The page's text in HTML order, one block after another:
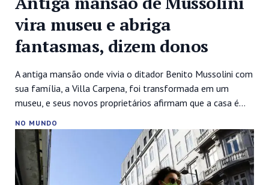
vira museu e abriga
fantasmas, dizem donos
A antiga mansão onde vivia o ditador Benito Mussolini com
sua família, a Villa Carpena, foi transformada em um
museu, e seus novos proprietários afirmam que a casa é
um pequeno distrito da cidade de Forlì, passou a atrair fãs
de história e caçadores de fantasmas motivados pela
curiosidade...
NO MUNDO